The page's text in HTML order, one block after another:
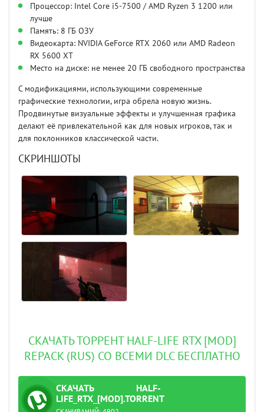
Процессор: Intel Core i5-7500 / AMD Ryzen 3 1200 или
лучше
Память: 8 ГБ ОЗУ
Видеокарта: NVIDIA GeForce RTX 2060 или AMD Radeon
RX 5600 XT
Место на диске: не менее 20 ГБ свободного пространства
С модификациями, использующими современные
графические технологии, игра обрела новую жизнь.
Продвинутые визуальные эффекты и улучшенная графика
делают её привлекательной как для новых игроков, так и
для поклонников классической части.
СКРИНШОТЫ
СКАЧАТЬ ТОРРЕНТ HALF-LIFE RTX [MOD]
REPACK (RUS) СО ВСЕМИ DLC БЕСПЛАТНО
СКАЧАТЬ
ТОРРЕНТ
HALF-
LIFE_RTX_[MOD].TORRENT